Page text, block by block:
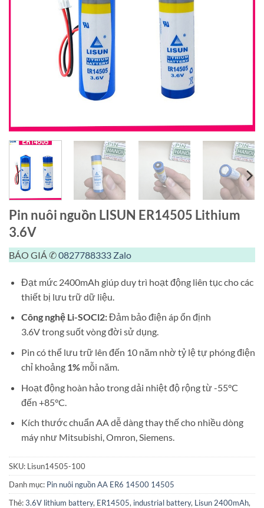
Pin nuôi nguồn LISUN ER14505 Lithium
3.6V
BÁO GIÁ ✆0827788333 Zalo
Đạt mức 2400mAh giúp duy trì hoạt động liên tục cho các
thiết bị lưu trữ dữ liệu.
Công nghệ Li-SOCl2:Đảm bảo điện áp ổn định
3.6Vtrong suốt vòng đời sử dụng.
Pin có thể lưu trữ lên đến 10 năm nhờ tỷ lệ tự phóng điện
chỉ khoảng 1%mỗi năm.
Hoạt động hoàn hảo trong dải nhiệt độ rộng từ-55°C
đến +85°C
Kích thước chuẩn AA dễ dàng thay thế cho nhiều dòng
máy như Mitsubishi, Omron, Siemens.
SKU: Lisun14505-100
Danh mục: Pin nuôi nguồn AA ER6 14500 14505
Thẻ:3.6V lithium battery, ER14505, industrial battery, Lisun 2400mAh,